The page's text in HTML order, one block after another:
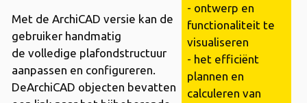
Met de ArchiCAD versie kan de
gebruiker handmatig
de volledige plafondstructuur
aanpassen en configureren.
DeArchiCAD objecten bevatten
- ontwerp en
functionaliteit te
visualiseren
- het efficiënt
plannen en
calculeren van